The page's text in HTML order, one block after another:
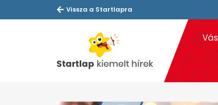
Vissza a Startlapra